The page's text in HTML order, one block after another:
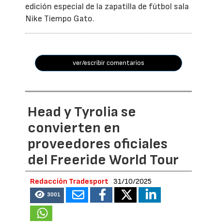
edición especial de la zapatilla de fútbol sala
Nike Tiempo Gato.
ver/escribir comentarios
Head y Tyrolia se
convierten en
proveedores oficiales
del Freeride World Tour
Redacción Tradesport 31/10/2025
3001